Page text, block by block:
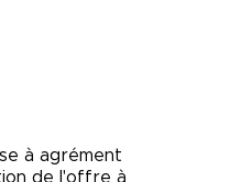
à agrément
de l'offre à